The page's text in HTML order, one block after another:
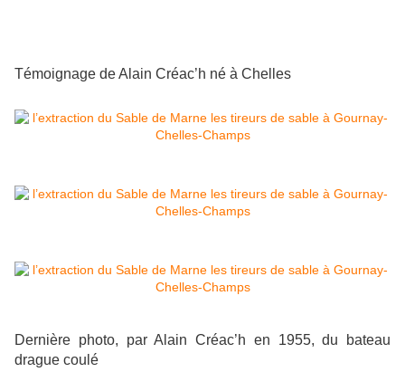
Témoignage de Alain Créac’h né à Chelles
Dernière photo, par Alain Créac’h en 1955, du bateau
drague coulé